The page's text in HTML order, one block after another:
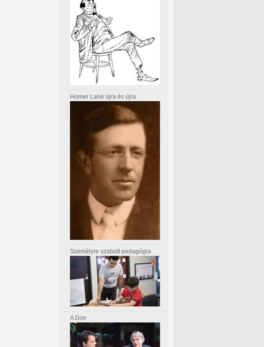
Homer Lane újra és újra
Személyre szabott pedagógia
A Don